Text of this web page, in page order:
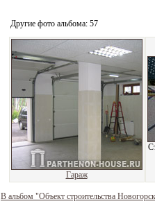
Другие фото альбома: 57
Гараж
В альбом "Объект строительства